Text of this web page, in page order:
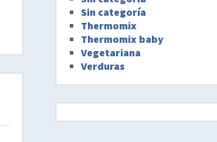
Sin categoría
Thermomix
Thermomix baby
Vegetariana
Verduras